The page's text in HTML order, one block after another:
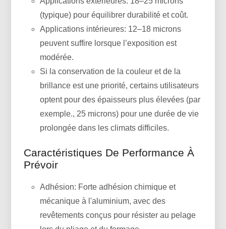
(typique) pour équilibrer durabilité et coût.
Applications intérieures: 12–18 microns
peuvent suffire lorsque l’exposition est
modérée.
Si la conservation de la couleur et de la
brillance est une priorité, certains utilisateurs
optent pour des épaisseurs plus élevées (par
exemple., 25 microns) pour une durée de vie
prolongée dans les climats difficiles.
Caractéristiques De Performance À
Prévoir
Adhésion: Forte adhésion chimique et
mécanique à l'aluminium, avec des
revêtements conçus pour résister au pelage